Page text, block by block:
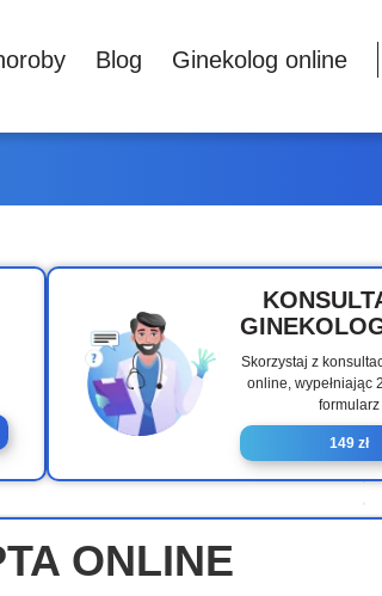
Blog Ginekolog online
Skorzystaj z
online, wypełniając
formularz
149 zł
ONLINE